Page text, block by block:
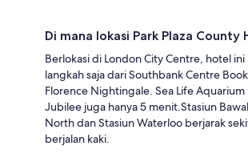
Di mana lokasi Park Plaza County
Berlokasi di London City Centre, hotel
langkah saja dari Southbank Centre
Florence Nightingale. Sea Life Aquarium
Jubilee juga hanya 5 menit.Stasiun
North dan Stasiun Waterloo berjarak
berjalan kaki.